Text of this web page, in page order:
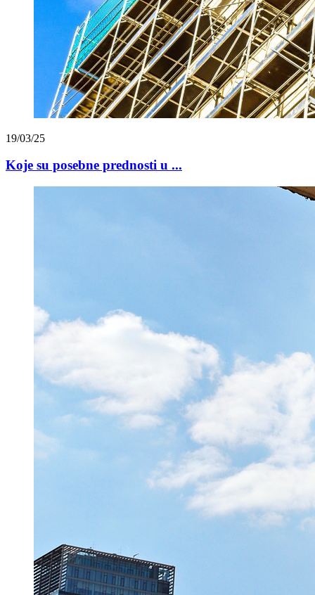
19/03/25
Koje su posebne prednosti u ...